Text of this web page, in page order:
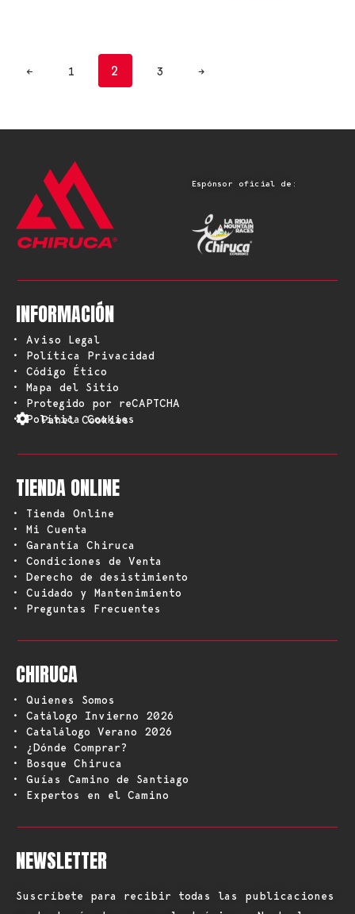
← 1 2 3 →
Espónsor oficial de:
INFORMACIÓN
• Aviso Legal
• Política Privacidad
• Código Ético
• Mapa del Sitio
• Protegido por reCAPTCHA
• Política Cookies
Panel Cookies
TIENDA ONLINE
• Tienda Online
• Mi Cuenta
• Garantía Chiruca
• Condiciones de Venta
• Derecho de desistimiento
• Cuidado y Mantenimiento
• Preguntas Frecuentes
CHIRUCA
• Quienes Somos
• Catálogo Invierno 2026
• Catalálogo Verano 2026
• ¿Dónde Comprar?
• Bosque Chiruca
• Guías Camino de Santiago
• Expertos en el Camino
NEWSLETTER
Suscríbete para recibir todas las publicaciones